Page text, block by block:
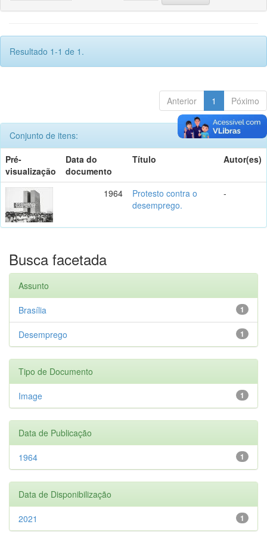
Resultado 1-1 de 1.
Anterior 1 Póximo
Conjunto de itens:
Pré-
visualização
Data do
documento
Título Autor(es)
1964
Protesto contra o
desemprego.
-
Busca facetada
Assunto
1
Brasília
1
Desemprego
Tipo de Documento
1
Image
Data de Publicação
1
1964
Data de Disponibilização
1
2021